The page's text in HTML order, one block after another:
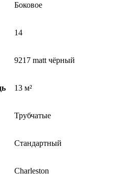
Боковое
14
9217 matt чёрный
13 м²
Трубчатые
Стандартный
Charleston